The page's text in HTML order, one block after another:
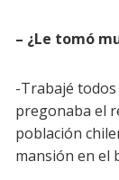
– ¿Le tomó
-Trabajé todos
pregonaba el
población
mansión en el